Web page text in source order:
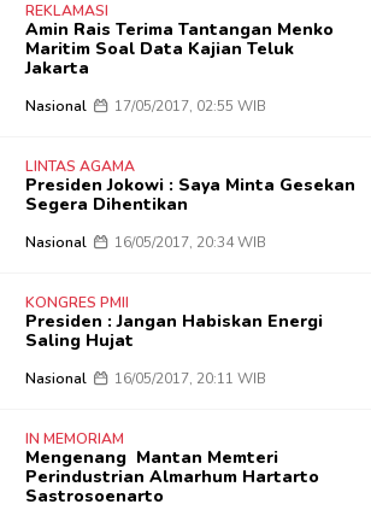
REKLAMASI
Amin Rais Terima Tantangan Menko
Maritim Soal Data Kajian Teluk
Jakarta
Nasional 17/05/2017, 02:55 WIB
LINTAS AGAMA
Presiden Jokowi : Saya Minta Gesekan
Segera Dihentikan
Nasional 16/05/2017, 20:34 WIB
KONGRES PMII
Presiden : Jangan Habiskan Energi
Saling Hujat
Nasional 16/05/2017, 20:11 WIB
IN MEMORIAM
Mengenang Mantan Memteri
Perindustrian Almarhum Hartarto
Sastrosoenarto